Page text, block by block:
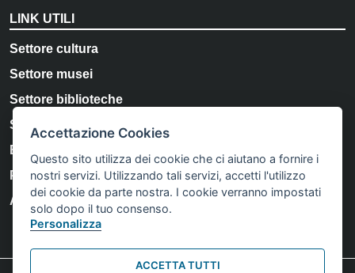
LINK UTILI
Settore cultura
Settore musei
Settore biblioteche
Storia e Memoria di Bologna
Bologna Welcome
Privacy Policy
Accessibilità
Accettazione Cookies
Questo sito utilizza dei cookie che ci aiutano a fornire i
nostri servizi. Utilizzando tali servizi, accetti l'utilizzo
dei cookie da parte nostra. I cookie verranno impostati
solo dopo il tuo consenso.
Personalizza
ACCETTA TUTTI